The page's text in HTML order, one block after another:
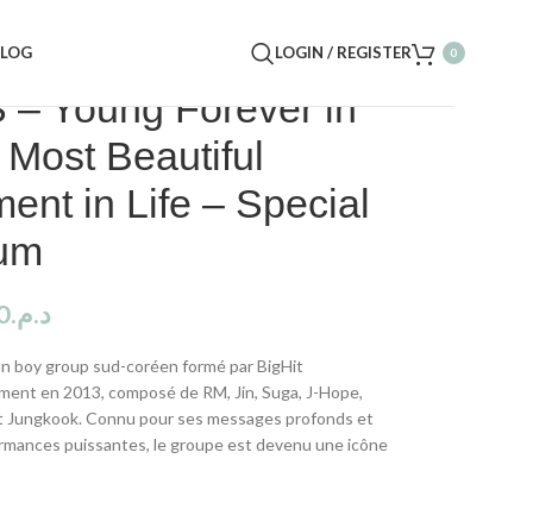
LOGIN / REGISTER 0
– Young Forever in
Beautiful
in Life – Special
د.م.
boy group sud-coréen formé par BigHit
en 2013, composé de RM, Jin, Suga, J-Hope,
Jungkook. Connu pour ses messages profonds et
puissantes, le groupe est devenu une icône